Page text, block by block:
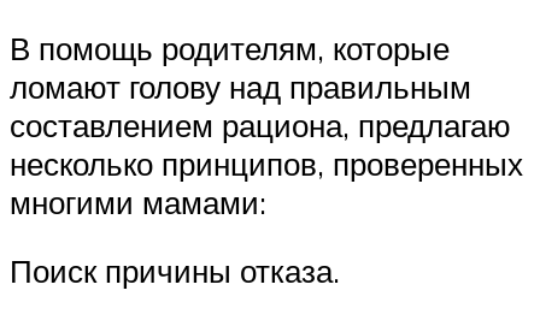
В помощь родителям, которые
ломают голову над правильным
составлением рациона, предлагаю
несколько принципов, проверенных
многими мамами:
Поиск причины отказа.